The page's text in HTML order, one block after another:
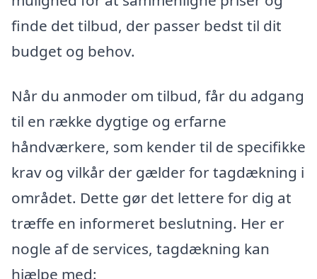
finde det tilbud, der passer bedst til dit
budget og behov.
Når du anmoder om tilbud, får du adgang
til en række dygtige og erfarne
håndværkere, som kender til de specifikke
krav og vilkår der gælder for tagdækning i
området. Dette gør det lettere for dig at
træffe en informeret beslutning. Her er
nogle af de services, tagdækning kan
hjælpe med: